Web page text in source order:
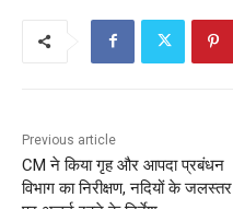
Previous article
CM ने किया गृह और आपदा प्रबंधन
विभाग का निरीक्षण, नदियों के जलस्तर